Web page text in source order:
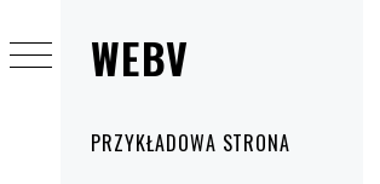
WEBV
głównePRZYKŁADOWA STRONA
do
treści